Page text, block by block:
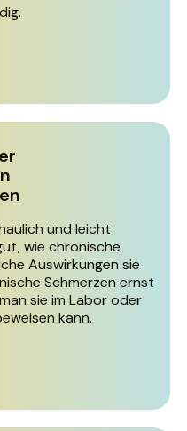
und leicht
wie chronische
Auswirkungen sie
Schmerzen ernst
sie im Labor oder
kann.